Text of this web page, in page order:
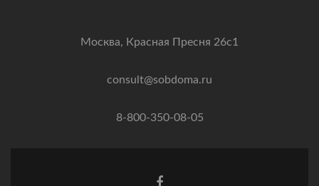
Москва, Красная Пресня 26с1
consult@sobdoma.ru
8-800-350-08-05
Facebook